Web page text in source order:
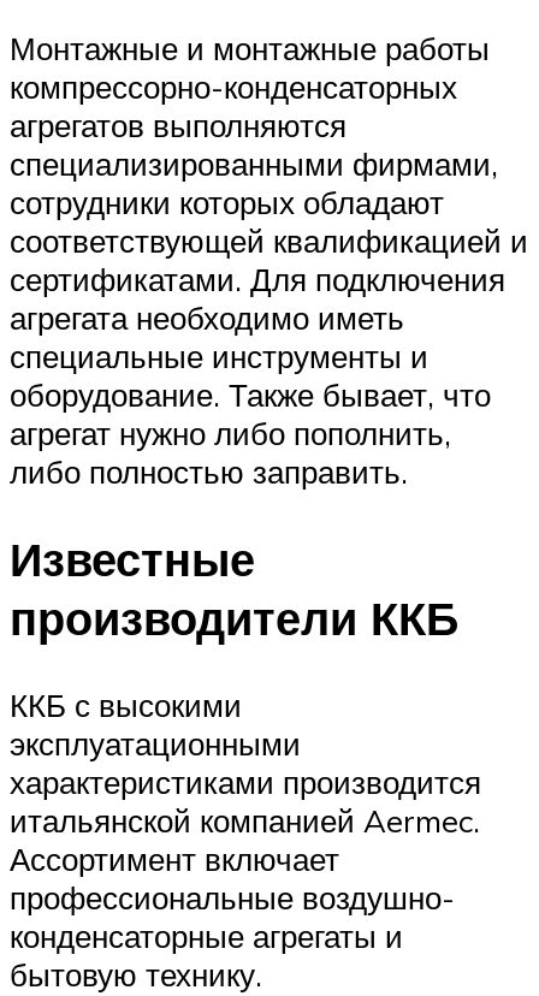
Монтажные и монтажные работы
компрессорно-конденсаторных
агрегатов выполняются
специализированными фирмами,
сотрудники которых обладают
соответствующей квалификацией и
сертификатами. Для подключения
агрегата необходимо иметь
специальные инструменты и
оборудование. Также бывает, что
агрегат нужно либо пополнить,
либо полностью заправить.
Известные
производители ККБ
ККБ с высокими
эксплуатационными
характеристиками производится
итальянской компанией Aermec.
Ассортимент включает
профессиональные воздушно-
конденсаторные агрегаты и
бытовую технику.